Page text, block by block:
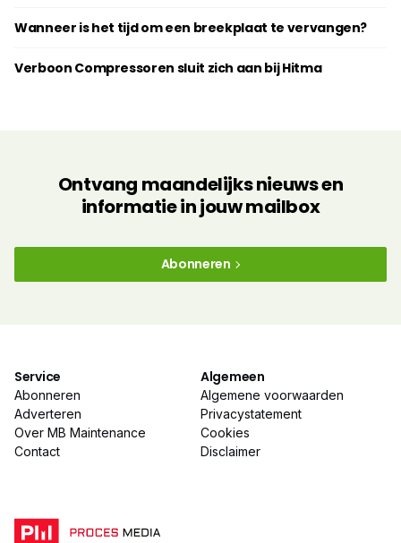
Wanneer is het tijd om een breekplaat te vervangen?
Verboon Compressoren sluit zich aan bij Hitma
Ontvang maandelijks nieuws en
informatie in jouw mailbox
Abonneren
Service
Abonneren
Adverteren
Over MB Maintenance
Contact
Algemeen
Algemene voorwaarden
Privacystatement
Cookies
Disclaimer